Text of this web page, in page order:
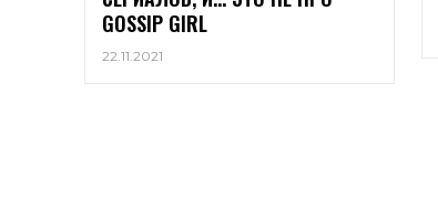
GOSSIP GIRL
22.11.2021